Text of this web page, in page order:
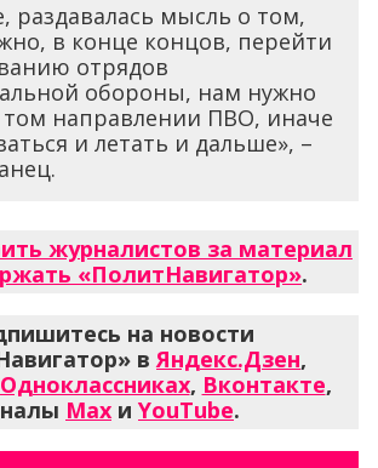
раздавалась мысль о том,
в конце концов, перейти
отрядов
обороны, нам нужно
том направлении ПВО, иначе
и летать и дальше», –
журналистов за материал
«ПолитНавигатор».
на новости
вЯндекс.Дзен,
Одноклассниках, Вконтакте,
Max и YouTube.